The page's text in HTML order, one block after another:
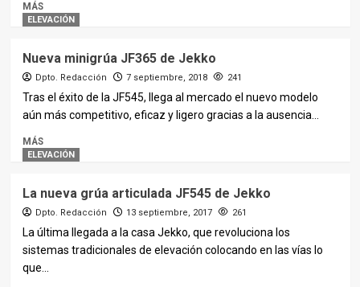
MÁS
ELEVACIÓN
Nueva minigrúa JF365 de Jekko
Dpto. Redacción 7 septiembre, 2018 241
Tras el éxito de la JF545, llega al mercado el nuevo modelo
aún más competitivo, eficaz y ligero gracias a la ausencia...
MÁS
ELEVACIÓN
La nueva grúa articulada JF545 de Jekko
Dpto. Redacción 13 septiembre, 2017 261
La última llegada a la casa Jekko, que revoluciona los
sistemas tradicionales de elevación colocando en las vías lo
que...